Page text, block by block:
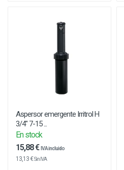
Aspersor emergente Irritrol H
3/4" 7-15 ...
En stock
15,88 € IVA incluido
13,13 €Sin IVA